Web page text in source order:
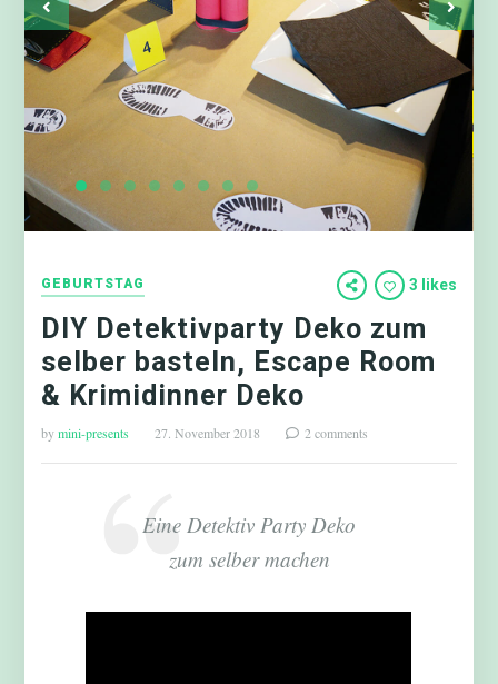
GEBURTSTAG 3 likes
DIY Detektivparty Deko zum
selber basteln, Escape Room
& Krimidinner Deko
bymini-presents 27. November 2018 2 comments
Eine Detektiv Party Deko
zum selber machen